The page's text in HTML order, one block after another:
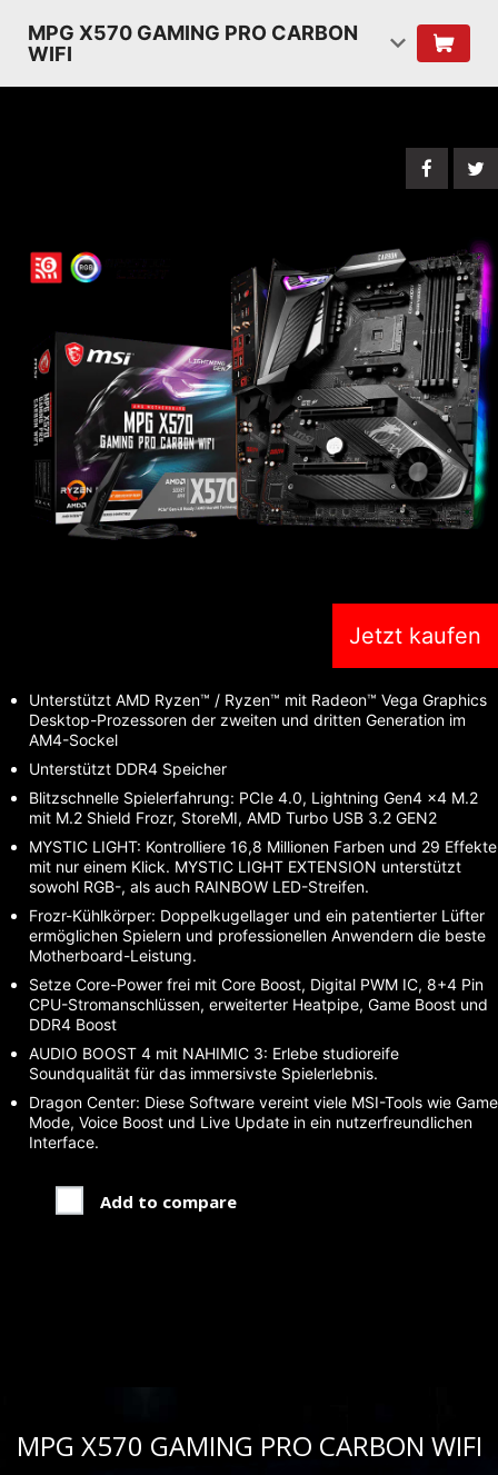
MPG X570 GAMING PRO CARBON
WIFI
Jetzt kaufen
Unterstützt AMD Ryzen™ / Ryzen™ mit Radeon™ Vega Graphics
Desktop-Prozessoren der zweiten und dritten Generation im
AM4-Sockel
Unterstützt DDR4 Speicher
Blitzschnelle Spielerfahrung: PCIe 4.0, Lightning Gen4 x4 M.2
mit M.2 Shield Frozr, StoreMI, AMD Turbo USB 3.2 GEN2
MYSTIC LIGHT: Kontrolliere 16,8 Millionen Farben und 29 Effekte
mit nur einem Klick. MYSTIC LIGHT EXTENSION unterstützt
sowohl RGB-, als auch RAINBOW LED-Streifen.
Frozr-Kühlkörper: Doppelkugellager und ein patentierter Lüfter
ermöglichen Spielern und professionellen Anwendern die beste
Motherboard-Leistung.
Setze Core-Power frei mit Core Boost, Digital PWM IC, 8+4 Pin
CPU-Stromanschlüssen, erweiterter Heatpipe, Game Boost und
DDR4 Boost
AUDIO BOOST 4 mit NAHIMIC 3: Erlebe studioreife
Soundqualität für das immersivste Spielerlebnis.
Dragon Center: Diese Software vereint viele MSI-Tools wie Game
Mode, Voice Boost und Live Update in ein nutzerfreundlichen
Interface.
Add to compare
MPG X570 GAMING PRO CARBON WIFI